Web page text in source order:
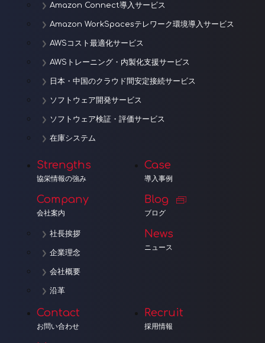
Amazon Connect導入サービス
Amazon WorkSpacesテレワーク環境導入サービス
AWSコスト最適化サービス
AWSトレーニング・内製化支援サービス
日本・中国のクラウド間安定接続サービス
ソフトウェア開発サービス
ソフトウェア検証・評価サービス
在庫システム
Strengths
協栄情報の強み
Company
会社案内
社長挨拶
企業理念
会社概要
沿革
Case
導入事例
Blog
ブログ
News
ニュース
Contact
お問い合わせ
Recruit
採用情報